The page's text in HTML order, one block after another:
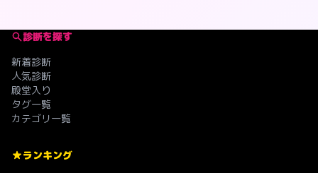
診断を探す
新着診断
人気診断
殿堂入り
タグ一覧
カテゴリ一覧
ランキング